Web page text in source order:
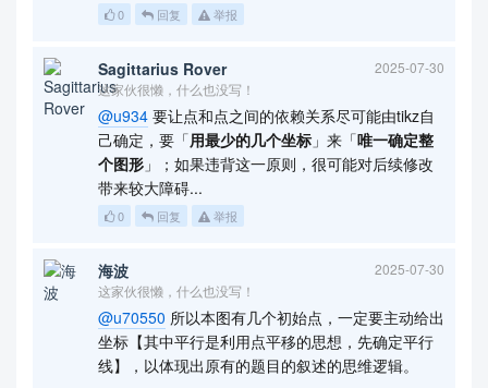
0 回复 举报
Sagittarius Rover
2025-07-30
这家伙很懒，什么也没写！
@u934 要让点和点之间的依赖关系尽可能由tikz自
己确定，要「用最少的几个坐标 」来「唯一确定整
个图形 」；如果违背这一原则，很可能对后续修改
带来较大障碍...
0 回复 举报
海波
2025-07-30
这家伙很懒，什么也没写！
@u70550 所以本图有几个初始点，一定要主动给出
坐标【其中平行是利用点平移的思想，先确定平行
线】，以体现出原有的题目的叙述的思维逻辑。